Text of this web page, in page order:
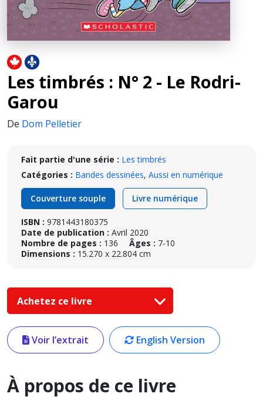
Les timbrés : N° 2 - Le Rodri-
Garou
De Dom Pelletier
Fait partie d'une série : Les timbrés
Catégories : Bandes dessinées, Aussi en numérique
Couverture souple Livre numérique
ISBN : 9781443180375
Date de publication : Avril 2020
Nombre de pages : 136 Âges : 7-10
Dimensions : 15.270 x 22.804 cm
Achetez ce livre
Voir l’extrait English Version
À propos de ce livre